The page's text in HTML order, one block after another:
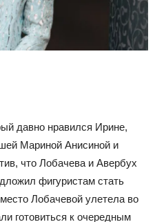
давно нравился Ирине,
Мариной Анисиной и
что Лобачева и Авербух
фигуристам стать
Лобачевой улетела во
готовиться к очередным